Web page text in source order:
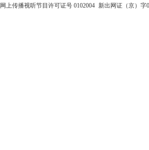
网上传播视听节目许可证号 0102004 新出网证（京）